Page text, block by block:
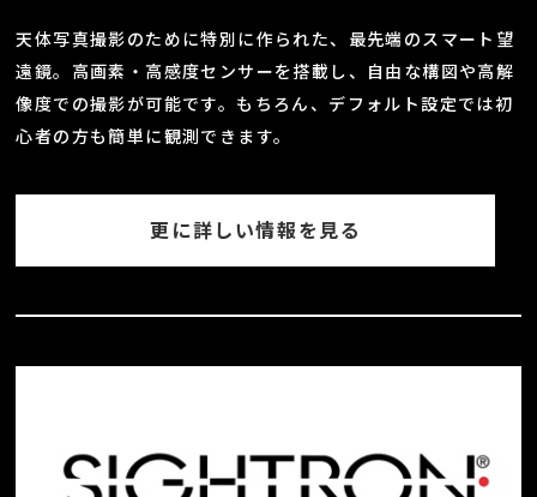
天体写真撮影のために特別に作られた、最先端のスマート望
遠鏡。高画素・高感度センサーを搭載し、自由な構図や高解
像度での撮影が可能です。もちろん、デフォルト設定では初
心者の方も簡単に観測できます。
更に詳しい情報を見る